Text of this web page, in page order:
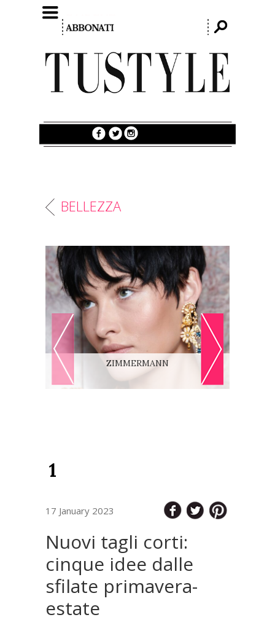
BELLEZZA
Articolo salvato
CONTROLLA LA
SHOPPING LIST
ACQUISTA
ZIMMERMANN
1
17 January 2023
Nuovi tagli corti:
cinque idee dalle
sfilate primavera-
estate